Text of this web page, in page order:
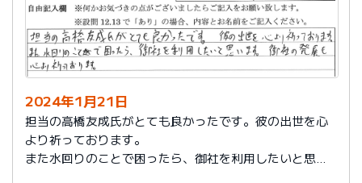
ところが印象に残っています。ありがとうございまし
2024年1月21日
担当の高橋友成氏がとても良かったです。彼の出世を心
より祈っております。
また水回りのことで困ったら、御社を利用したいと思い